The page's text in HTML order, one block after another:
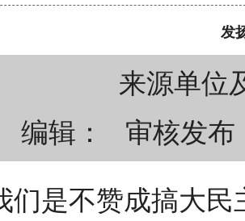
发
单位及审
编辑： 审核发布
是不赞成搞大民